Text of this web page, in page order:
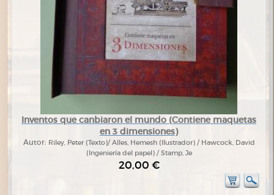
Inventos que canbiaron el mundo (Contiene maquetas
en 3 dimensiones)
Autor: Riley, Peter (Texto)/ Alles, Hemesh (Ilustrador) / Hawcock, David
(Ingeniería del papel) / Stamp, Je
20,00 €